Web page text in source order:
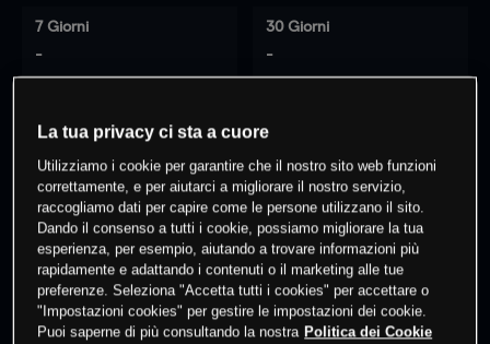
7 Giorni
-
30 Giorni
-
% dei clienti hanno posizioni
questo prodotto
Fai trading
La tua privacy ci sta a cuore
Utilizziamo i cookie per garantire che il nostro sito web funzioni
correttamente, e per aiutarci a migliorare il nostro servizio,
raccogliamo dati per capire come le persone utilizzano il sito.
Dando il consenso a tutti i cookie, possiamo migliorare la tua
esperienza, per esempio, aiutando a trovare informazioni più
rapidamente e adattando i contenuti o il marketing alle tue
preferenze. Seleziona "Accetta tutti i cookies" per accettare o
"Impostazioni cookies" per gestire le impostazioni dei cookie.
Puoi saperne di più consultando la nostra Politica dei Cookie